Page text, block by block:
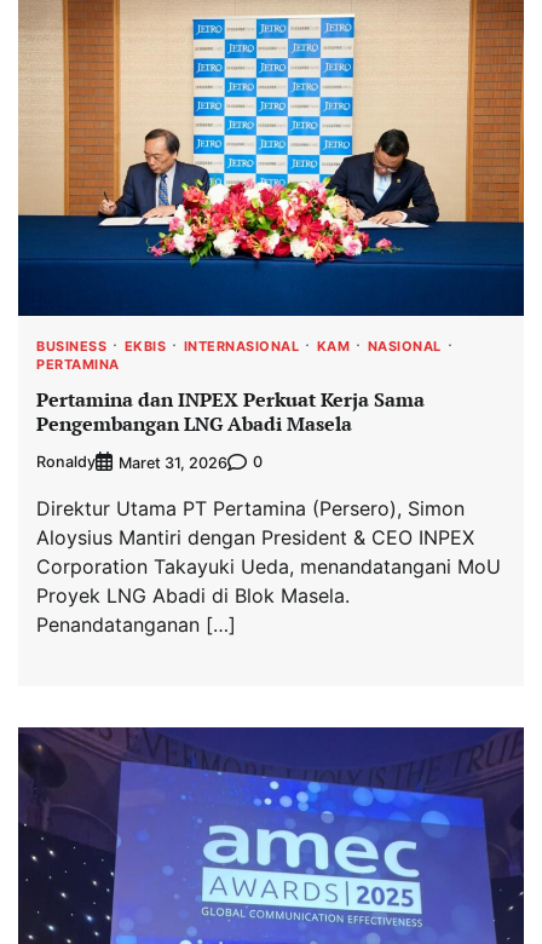
BUSINESS EKBIS INTERNASIONAL KAM
NASIONAL
PERTAMINA
Pertamina dan INPEX Perkuat Kerja Sama
Pengembangan LNG Abadi Masela
Ronaldy Maret 31, 2026 0
Direktur Utama PT Pertamina (Persero), Simon
Aloysius Mantiri dengan President & CEO INPEX
Corporation Takayuki Ueda, menandatangani MoU
Proyek LNG Abadi di Blok Masela.
Penandatanganan […]